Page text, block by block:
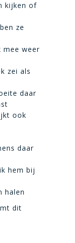
kijken of
ze
weer
zei als
daar
ook
daar
hem bij
halen
dit